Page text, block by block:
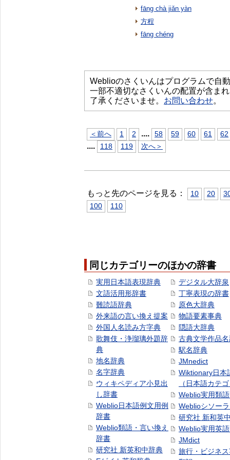
fāng chà jiǎn yàn
方程
fāng chéng
Weblioのさくいんはプログラムで自
一部不適切なさくいんの配置が含ま
了承くださいませ。 お問い合わせ。
＜前へ 1 2 .... 58 59 60 61 62
.... 118 119 次へ＞
もっと先のページを見る： 10 20
100
110
同じカテゴリーのほかの辞書
実用日本語表現辞典
文語活用形辞書
難読語辞典
外来語の言い換え提案
外国人名読み方字典
歌舞伎・浄瑠璃外題辞
典
地名辞典
名字辞典
ウィキペディア小見出
し辞書
Weblio日本語例文用例
辞書
Weblio類語・言い換え
辞書
研究社 新英和中辞典
デジタル大辞泉
丁寧表現の辞書
原色大辞典
物語要素事典
隠語大辞典
古典文学作品
駅名辞典
JMnedict
Wiktionary日本
（日本語カテ
Weblio実用類
Weblioシソー
研究社 新和英
Weblio実用英
JMdict
旅行・ビジネ